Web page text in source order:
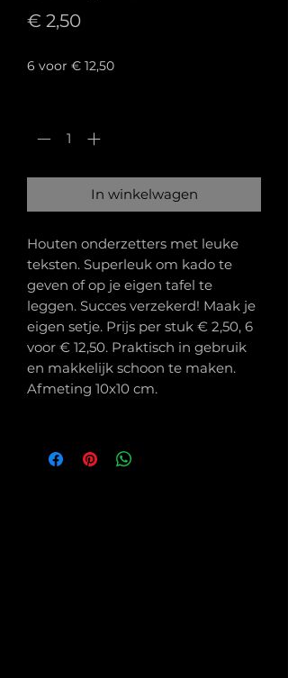
€ 2,50Prijs
6 voor € 12,50
In winkelwagen
Houten onderzetters met leuke
teksten. Superleuk om kado te
geven of op je eigen tafel te
leggen. Succes verzekerd! Maak je
eigen setje. Prijs per stuk € 2,50, 6
voor € 12,50. Praktisch in gebruik
en makkelijk schoon te maken.
Afmeting 10x10 cm.